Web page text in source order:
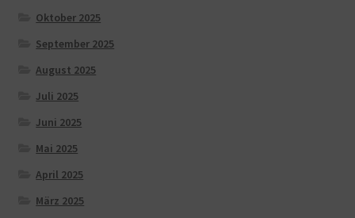
Oktober 2025
September 2025
August 2025
Juli 2025
Juni 2025
Mai 2025
April 2025
März 2025